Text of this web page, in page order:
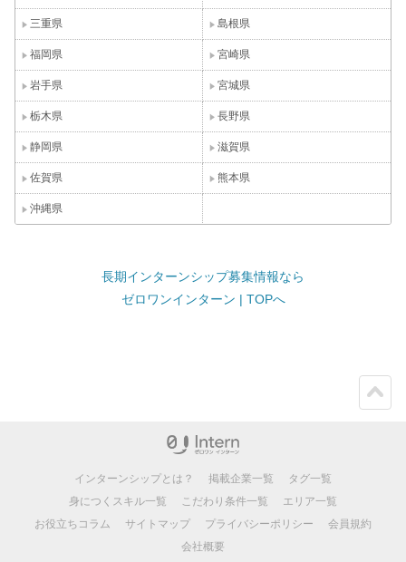
三重県 島根県
福岡県 宮崎県
岩手県 宮城県
栃木県 長野県
静岡県 滋賀県
佐賀県 熊本県
沖縄県
長期インターンシップ募集情報なら
ゼロワンインターン | TOPへ
インターンシップとは？ 掲載企業一覧
タグ一覧
身につくスキル一覧
こだわり条件一覧
エリア一覧
お役立ちコラム
サイトマップ プライバシーポリシー
会員規約
会社概要